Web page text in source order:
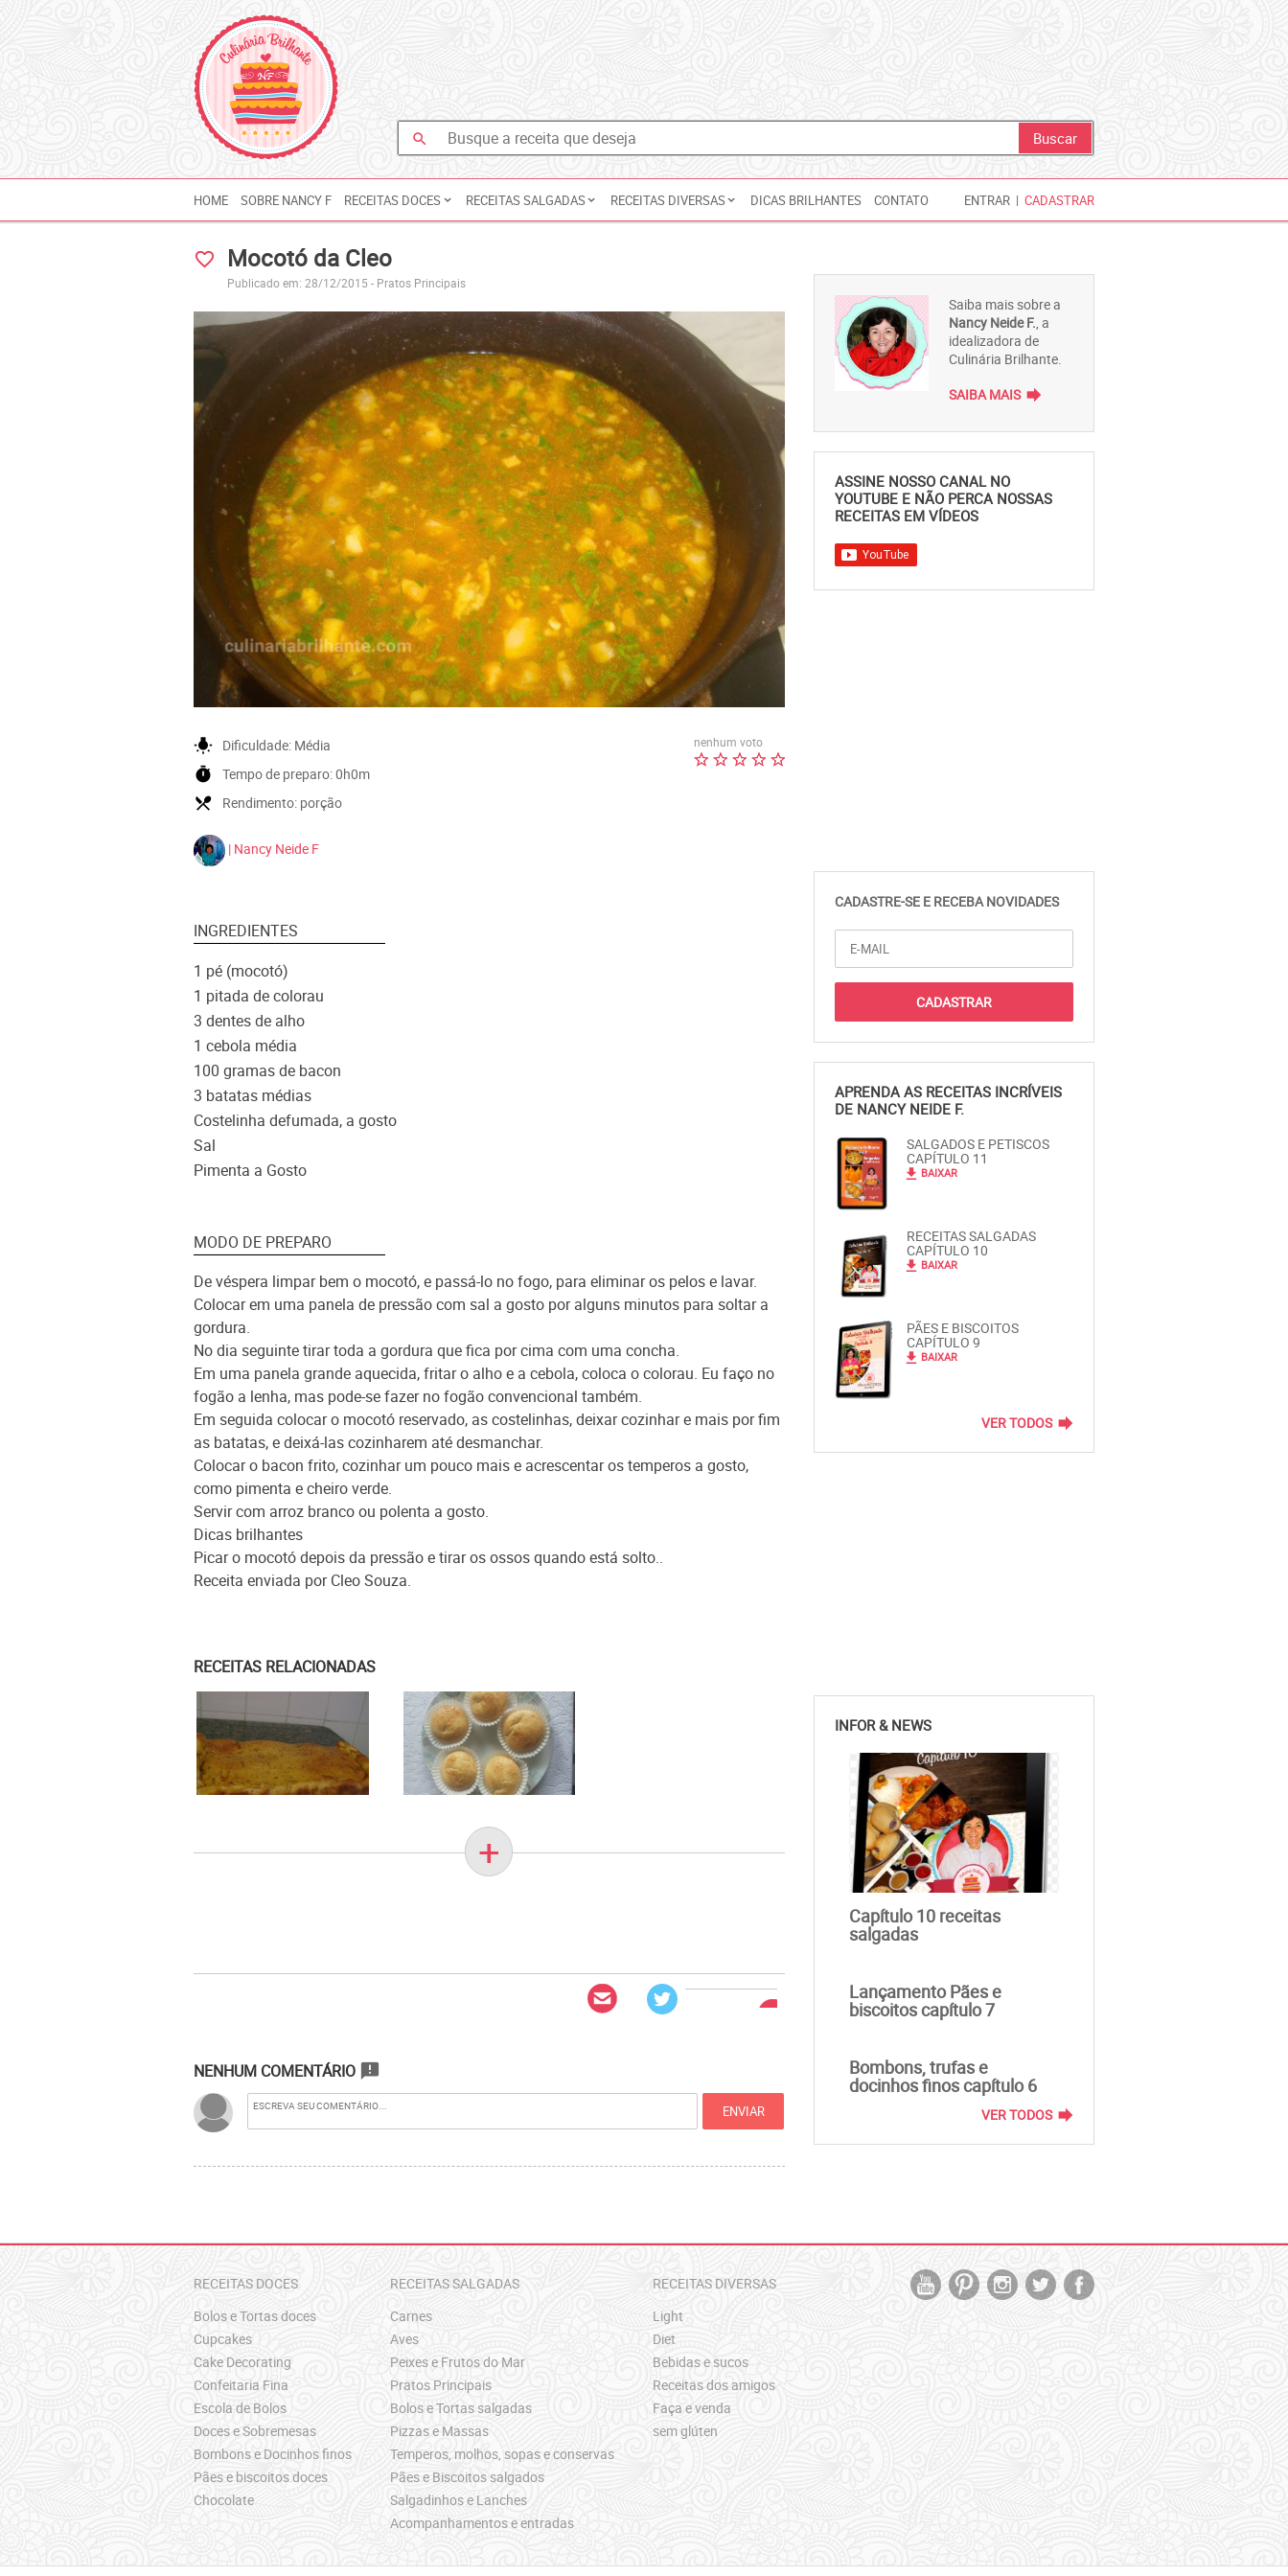
search
HOME SOBRE NANCY F RECEITAS DOCES RECEITAS SALGADAS RECEITAS DIVERSAS DICAS BRILHANTES CONTATO ENTRAR | CADASTRAR
favorite_border Mocotó da Cleo
Publicado em: 28/12/2015 - Pratos Principais
nenhum voto
wb_incandescent Dificuldade: Média
timer Tempo de preparo:0h0m
local_dining Rendimento: porção
| Nancy Neide F
INGREDIENTES
1 pé (mocotó)
1 pitada de colorau
3 dentes de alho
1 cebola média
100 gramas de bacon
3 batatas médias
Costelinha defumada, a gosto
Sal
Pimenta a Gosto
MODO DE PREPARO
De véspera limpar bem o mocotó, e passá-lo no fogo, para eliminar os pelos e lavar.
Colocar em uma panela de pressão com sal a gosto por alguns minutos para soltar a
gordura.
No dia seguinte tirar toda a gordura que fica por cima com uma concha.
Em uma panela grande aquecida, fritar o alho e a cebola, coloca o colorau. Eu faço no
fogão a lenha, mas pode-se fazer no fogão convencional também.
Em seguida colocar o mocotó reservado, as costelinhas, deixar cozinhar e mais por fim
as batatas, e deixá-las cozinharem até desmanchar.
Colocar o bacon frito, cozinhar um pouco mais e acrescentar os temperos a gosto,
como pimenta e cheiro verde.
Servir com arroz branco ou polenta a gosto.
Dicas brilhantes
Picar o mocotó depois da pressão e tirar os ossos quando está solto..
Receita enviada por Cleo Souza.
RECEITAS RELACIONADAS
+
NENHUM COMENTÁRIO announcement
Saiba mais sobre a
Nancy Neide F., a
idealizadora de
Culinária Brilhante.
SAIBA MAIS forward
ASSINE NOSSO CANAL NO
YOUTUBE E NÃO PERCA NOSSAS
RECEITAS EM VÍDEOS
CADASTRE-SE E RECEBA NOVIDADES
APRENDA AS RECEITAS INCRÍVEIS
DE NANCY NEIDE F.
SALGADOS E PETISCOS
CAPÍTULO 11
file_download BAIXAR
RECEITAS SALGADAS
CAPÍTULO 10
file_download BAIXAR
PÃES E BISCOITOS
CAPÍTULO 9
file_download BAIXAR
VER TODOS forward
INFOR & NEWS
Capítulo 10 receitas
salgadas
Lançamento Pães e
biscoitos capítulo 7
Bombons, trufas e
docinhos finos capítulo 6
VER TODOS forward
RECEITAS DOCES
Bolos e Tortas doces
Cupcakes
Cake Decorating
Confeitaria Fina
Escola de Bolos
Doces e Sobremesas
Bombons e Docinhos finos
Pães e biscoitos doces
Chocolate
RECEITAS SALGADAS
Carnes
Aves
Peixes e Frutos do Mar
Pratos Principais
Bolos e Tortas salgadas
Pizzas e Massas
Temperos, molhos, sopas e conservas
Pães e Biscoitos salgados
Salgadinhos e Lanches
Acompanhamentos e entradas
RECEITAS DIVERSAS
Light
Diet
Bebidas e sucos
Receitas dos amigos
Faça e venda
sem glúten